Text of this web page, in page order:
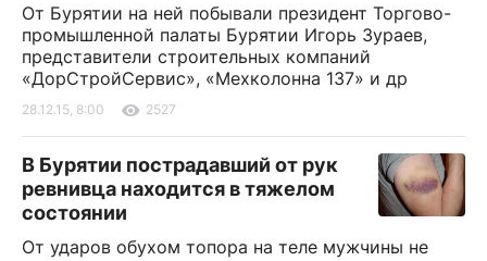
От Бурятии на ней побывали президент Торгово-
промышленной палаты Бурятии Игорь Зураев,
представители строительных компаний
«ДорСтройСервис», «Мехколонна 137» и др
28.12.15, 8:00 2527
В Бурятии пострадавший от рук
ревнивца находится в тяжелом
состоянии
От ударов обухом топора на теле мужчины не